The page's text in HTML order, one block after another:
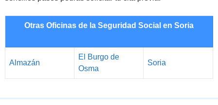
Otras Oficinas de la Seguridad Social en Soria
Almazán
El Burgo de
Osma
Soria